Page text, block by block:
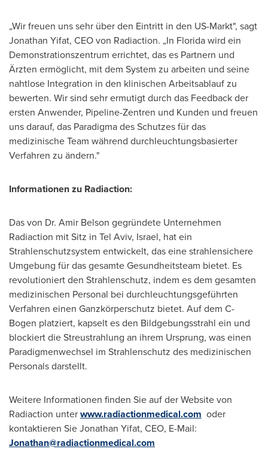
„Wir freuen uns sehr über den Eintritt in den US-Markt", sagt
Jonathan Yifat, CEOvon Radiaction. „In Florida wird ein
Demonstrationszentrum errichtet, das es Partnern und
Ärzten ermöglicht, mit dem System zu arbeiten und seine
nahtlose Integration in den klinischen Arbeitsablauf zu
bewerten. Wir sind sehr ermutigt durch das Feedback der
ersten Anwender, Pipeline-Zentren und Kunden und freuen
uns darauf, das Paradigma des Schutzes für das
medizinische Team während durchleuchtungsbasierter
Verfahren zu ändern."
Informationen zu Radiaction:
Das von Dr. Amir Belson gegründete Unternehmen
Radiaction mit Sitz in Tel Aviv, Israel, hat ein
Strahlenschutzsystem entwickelt, das eine strahlensichere
Umgebung für das gesamte Gesundheitsteam bietet. Es
revolutioniert den Strahlenschutz, indem es dem gesamten
medizinischen Personal bei durchleuchtungsgeführten
Verfahren einen Ganzkörperschutz bietet. Auf dem C-
Bogen platziert, kapselt es den Bildgebungsstrahl ein und
blockiert die Streustrahlung an ihrem Ursprung, was einen
Paradigmenwechsel im Strahlenschutz des medizinischen
Personals darstellt.
Weitere Informationen finden Sie auf der Website von
Radiaction unterwww.radiactionmedical.com oder
kontaktieren Sie Jonathan Yifat, CEO, E-Mail:
Jonathan@radiactionmedical.com